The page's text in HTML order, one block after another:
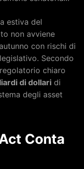
estiva del
non avviene
con rischi di
Secondo
chiaro
di dollari di
degli asset
Conta